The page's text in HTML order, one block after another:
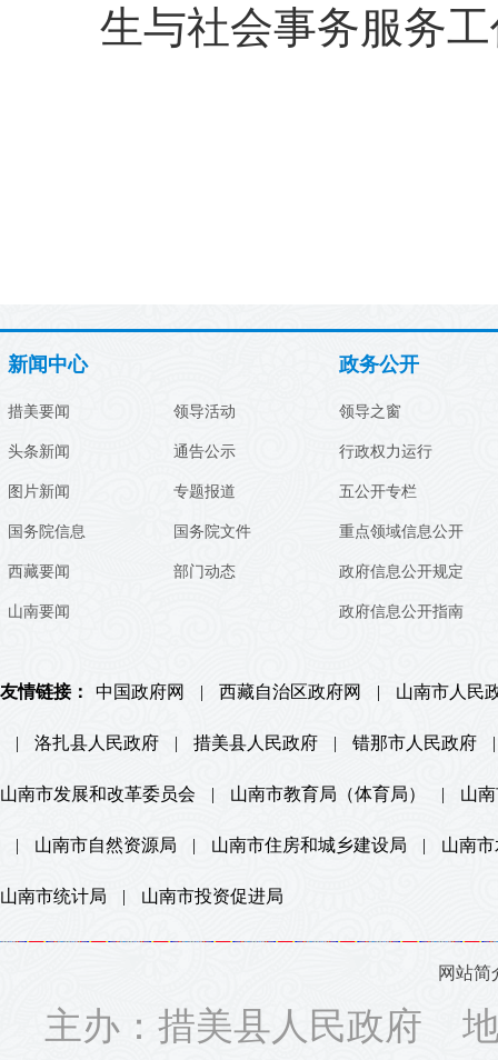
生与社会事务服务
新闻中心
措美要闻
头条新闻
图片新闻
国务院信息
西藏要闻
山南要闻
领导活动
通告公示
专题报道
国务院文件
部门动态
政务公开
领导之窗
行政权力运行
五公开专栏
重点领域信息公开
政府信息公开规定
政府信息公开指南
友情链接： 中国政府网 | 西藏自治区政府网 | 山南市人民
| 洛扎县人民政府 | 措美县人民政府 | 错那市人民政府 |
山南市发展和改革委员会 | 山南市教育局（体育局） | 山
| 山南市自然资源局 | 山南市住房和城乡建设局 | 山南
山南市统计局 | 山南市投资促进局
网站简
主办：措美县人民政府